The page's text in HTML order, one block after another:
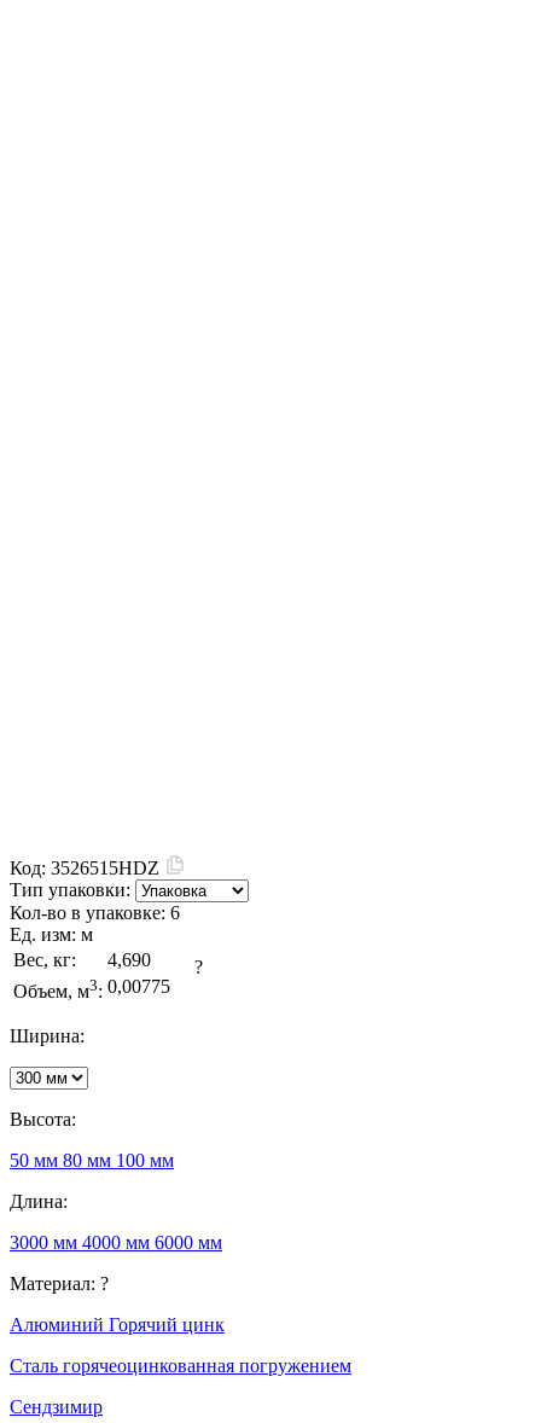
Код: 3526515HDZ
Тип упаковки:
Кол-во в упаковке: 6
Ед. изм: м
Вес, кг:
4,690
Объем, м3: 0,00775
?
Ширина:
Высота:
50 мм 80 мм 100 мм
Длина:
3000 мм 4000 мм 6000 мм
Материал: ?
Алюминий Горячий цинк
Сталь горячеоцинкованная погружением
Сендзимир